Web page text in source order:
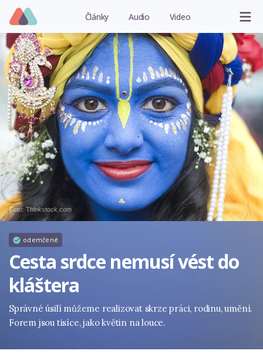
Články Audio Video
Foto: Thinkstock.com
odemčené
Cesta srdce nemusí vést do
kláštera
Správné úsilí můžeme realizovat skrze práci, rodinu, umění.
Forem jsou tisíce, jako květin na louce.